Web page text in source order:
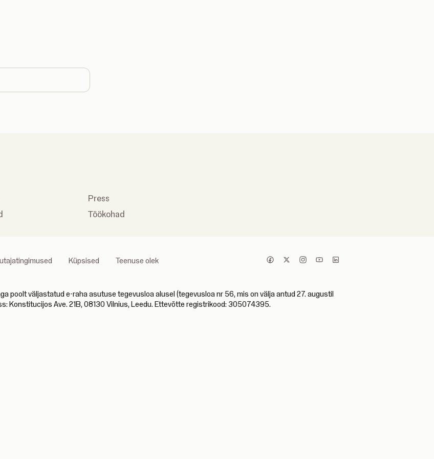
Press
Töökohad
Küpsised Teenuse olek
poolt väljastatud e-raha asutuse tegevusloa alusel (tegevusloa nr 56, mis on välja antud 27. augustil
Konstitucijos Ave. 21B, 08130 Vilnius, Leedu. Ettevõtte registrikood: 305074395.